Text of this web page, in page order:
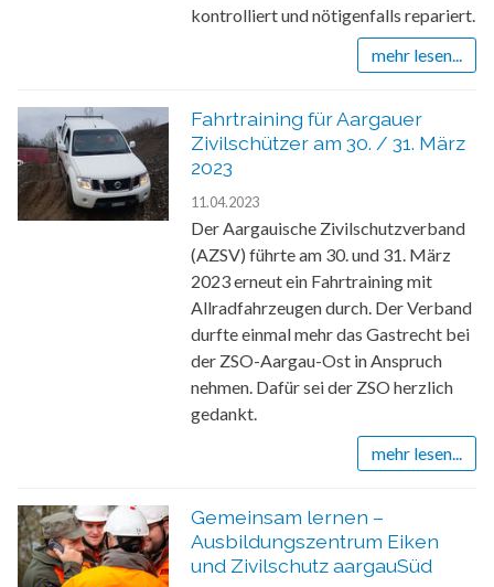
kontrolliert und nötigenfalls repariert.
mehr lesen...
Fahrtraining für Aargauer
Zivilschützer am 30. / 31. März
2023
11.04.2023
Der Aargauische Zivilschutzverband
(AZSV) führte am 30. und 31. März
2023 erneut ein Fahrtraining mit
Allradfahrzeugen durch. Der Verband
durfte einmal mehr das Gastrecht bei
der ZSO-Aargau-Ost in Anspruch
nehmen. Dafür sei der ZSO herzlich
gedankt.
mehr lesen...
Gemeinsam lernen –
Ausbildungszentrum Eiken
und Zivilschutz aargauSüd